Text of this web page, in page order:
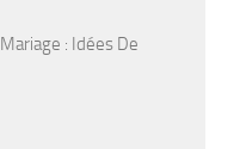
: Idées De